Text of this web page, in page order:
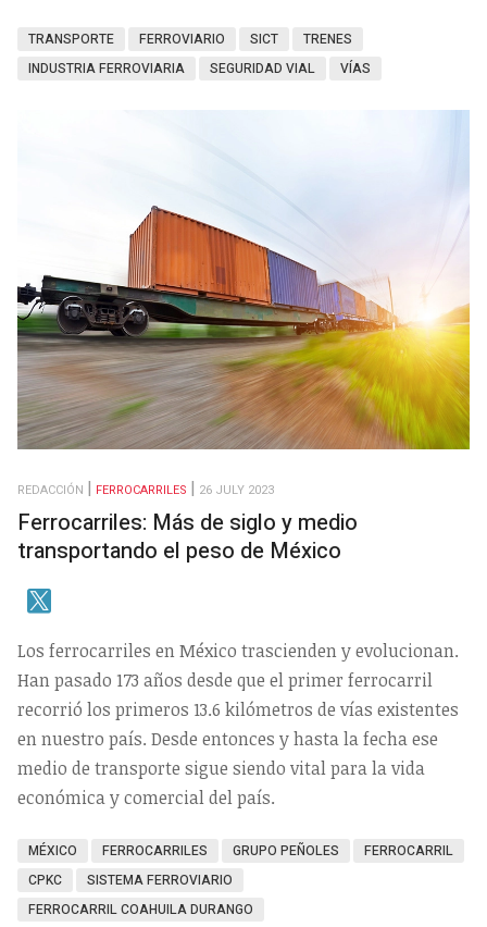
TRANSPORTE FERROVIARIO SICT
TRENES
INDUSTRIA FERROVIARIA
SEGURIDAD VIAL VÍAS
REDACCIÓN FERROCARRILES 26 JULY 2023
Ferrocarriles: Más de siglo y medio
transportando el peso de México
Los ferrocarriles en México trascienden y evolucionan.
Han pasado 173 años desde que el primer ferrocarril
recorrió los primeros 13.6 kilómetros de vías existentes
en nuestro país. Desde entonces y hasta la fecha ese
medio de transporte sigue siendo vital para la vida
económica y comercial del país.
MÉXICO FERROCARRILES GRUPO PEÑOLES
FERROCARRIL
CPKC
SISTEMA FERROVIARIO
FERROCARRIL COAHUILA DURANGO